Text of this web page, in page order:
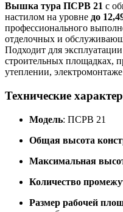
Вышка тура ПСРВ 21 с
настилом на уровне до
профессионального
отделочных и
Подходит для
строительных площадках,
утеплении,
Технические
Модель: ПСРВ 21
Общая высота
Максимальная
Количество
Размер рабочей